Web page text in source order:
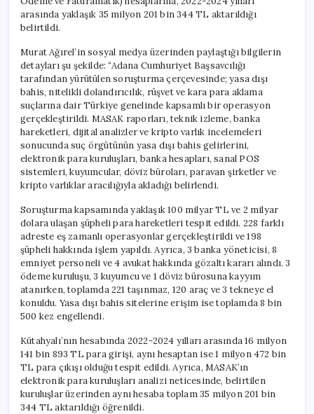
arasında yaklaşık 35 milyon 201 bin 344 TL aktarıldığı
belirtildi.
Murat Ağırel’in sosyal medya üzerinden paylaştığı bilgilerin
detayları şu şekilde: “Adana Cumhuriyet Başsavcılığı
tarafından yürütülen soruşturma çerçevesinde; yasa dışı
bahis, nitelikli dolandırıcılık, rüşvet ve kara para aklama
suçlarına dair Türkiye genelinde kapsamlı bir operasyon
gerçekleştirildi. MASAK raporları, teknik izleme, banka
hareketleri, dijital analizler ve kripto varlık incelemeleri
sonucunda suç örgütünün yasa dışı bahis gelirlerini,
elektronik para kuruluşları, banka hesapları, sanal POS
sistemleri, kuyumcular, döviz büroları, paravan şirketler ve
kripto varlıklar aracılığıyla akladığı belirlendi.
Soruşturma kapsamında yaklaşık 100 milyar TL ve 2 milyar
dolara ulaşan şüpheli para hareketleri tespit edildi. 228 farklı
adreste eş zamanlı operasyonlar gerçekleştirildi ve 198
şüpheli hakkında işlem yapıldı. Ayrıca, 3 banka yöneticisi, 8
emniyet personeli ve 4 avukat hakkında gözaltı kararı alındı. 3
ödeme kuruluşu, 3 kuyumcu ve 1 döviz bürosuna kayyım
atanırken, toplamda 221 taşınmaz, 120 araç ve 3 tekneye el
konuldu. Yasa dışı bahis sitelerine erişim ise toplamda 8 bin
500 kez engellendi.
Kütahyalı’nın hesabında 2022-2024 yılları arasında 16 milyon
141 bin 893 TL para girişi, aynı hesaptan ise 1 milyon 472 bin
TL para çıkışı olduğu tespit edildi. Ayrıca, MASAK’ın
elektronik para kuruluşları analizi neticesinde, belirtilen
kuruluşlar üzerinden aynı hesaba toplam 35 milyon 201 bin
344 TL aktarıldığı öğrenildi.